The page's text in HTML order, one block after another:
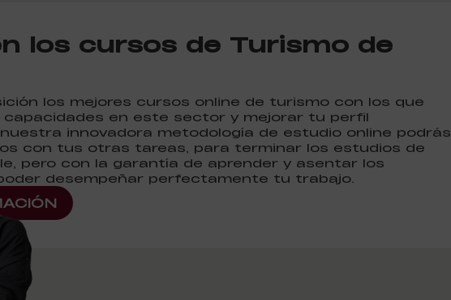
los cursos de Turismo de
los mejores cursos online de turismo con los que
en este sector y mejorar tu perfil
innovadora metodología de estudio online podrás
con tus otras tareas, para terminar los estudios de
pero con la garantía de aprender y asentar los
desempeñar perfectamente tu trabajo.